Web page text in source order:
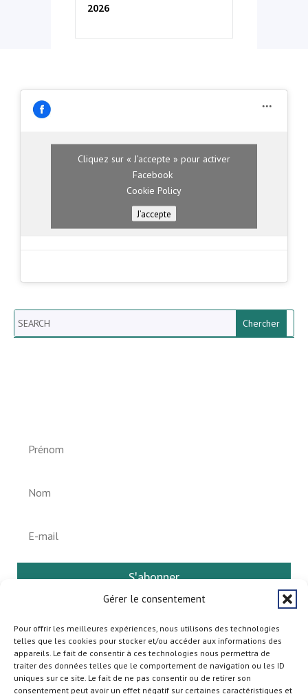
Gérer le consentement
Pour offrir les meilleures expériences, nous utilisons des technologies
telles que les cookies pour stocker et/ou accéder aux informations des
appareils. Le fait de consentir à ces technologies nous permettra de
traiter des données telles que le comportement de navigation ou les ID
uniques sur ce site. Le fait de ne pas consentir ou de retirer son
consentement peut avoir un effet négatif sur certaines caractéristiques et
2026
Cliquez sur « J’accepte » pour activer
Facebook
Cookie Policy
J’accepte
Search
S'abonner